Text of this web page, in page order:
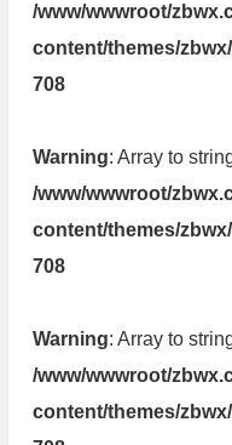
/www/wwwroot/
content/themes/
708
Warning: Array to
/www/wwwroot/
content/themes/
708
Warning: Array to
/www/wwwroot/
content/themes/